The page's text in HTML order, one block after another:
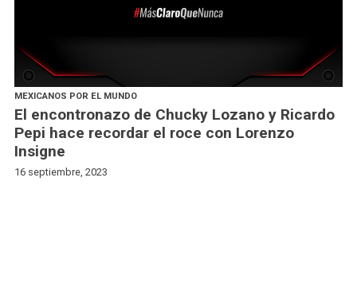
MEXICANOS POR EL MUNDO
El encontronazo de Chucky Lozano y Ricardo
Pepi hace recordar el roce con Lorenzo
Insigne
16 septiembre, 2023